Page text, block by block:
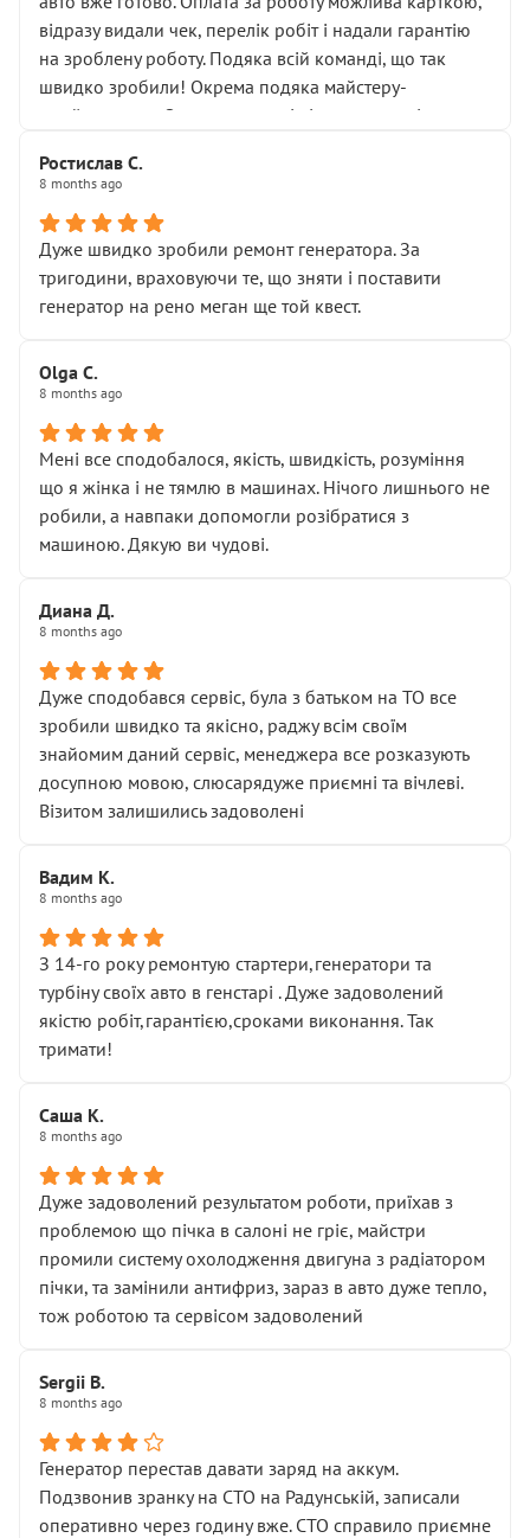
новий власник, не застяг в полі))
Але після нинішнього візиту такі дрібниці вже не
здаються дрібницями.
Я — клієнт, який працює на довірі, і саме її цей сервіс
Хотілося б більше:
• належної уваги до авто
• прозорості в роботах і рахунках
• реальної діагностики, а не формального
“подивились і поїхав”
На жаль, складається враження, що сервіс працює не
Стосовно комунікації - все добре
відразу видали чек, перелік робіт і надали гарантію
на зроблену роботу. Подяка всій команді, що так
швидко зробили! Окрема подяка майстеру-
приймальнику Олександру: всі чітко та по суті.
звертатися до цього автосервісу.
Ростислав С.
8 months ago
Дуже швидко зробили ремонт генератора. За
тригодини, враховуючи те, що зняти і поставити
генератор на рено меган ще той квест.
Olga С.
8 months ago
Мені все сподобалося, якість, швидкість, розуміння
що я жінка і не тямлю в машинах. Нічого лишнього не
робили, а навпаки допомогли розібратися з
машиною. Дякую ви чудові.
Диана Д.
8 months ago
Дуже сподобався сервіс, була з батьком на ТО все
зробили швидко та якісно, раджу всім своїм
знайомим даний сервіс, менеджера все розказують
досупною мовою, слюсарядуже приємні та вічлеві.
Візитом залишились задоволені
Вадим К.
8 months ago
З 14-го року ремонтую стартери,генератори та
турбіну своїх авто в генстарі . Дуже задоволений
якістю робіт,гарантією,сроками виконання. Так
тримати!
Саша К.
8 months ago
Дуже задоволений результатом роботи, приїхав з
проблемою що пічка в салоні не гріє, майстри
промили систему охолодження двигуна з радіатором
пічки, та замінили антифриз, зараз в авто дуже тепло,
тож роботою та сервісом задоволений
Sergii B.
8 months ago
Генератор перестав давати заряд на аккум.
Подзвонив зранку на СТО на Радунській, записали
оперативно через годину вже. СТО справило приємне